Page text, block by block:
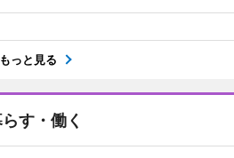
もっと見る
す・働く